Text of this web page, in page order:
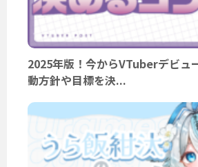
2025年版！今からVTuberデビュ
動方針や目標を決...